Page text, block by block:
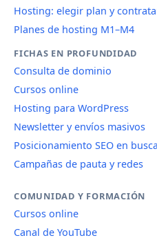
Hosting: elegir plan y
Planes de hosting M1–M4
FICHAS EN PROFUNDIDAD
Consulta de dominio
Cursos online
Hosting para WordPress
Newsletter y envíos masivos
Posicionamiento SEO en
Campañas de pauta y redes
COMUNIDAD Y FORMACIÓN
Cursos online
Canal de YouTube